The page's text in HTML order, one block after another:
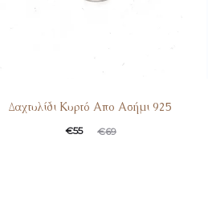
Δαχτυλίδι Κυρτό Απο Ασήμι 925
€69
€55